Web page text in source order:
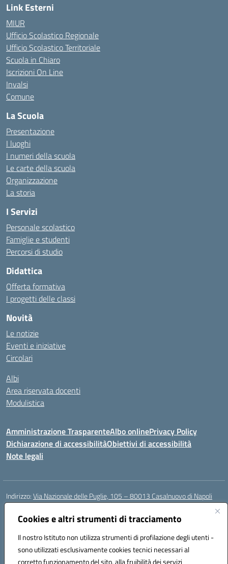
Cookies e altri strumenti di tracciamento
Il nostro Istituto non utilizza strumenti di profilazione degli utenti -
sono utilizzati esclusivamente cookies tecnici necessari al
corretto funzionamento del sito, alla fruibilità dei servizi
Link Esterni
MIUR
Ufficio Scolastico Regionale
Ufficio Scolastico Territoriale
Scuola in Chiaro
Iscrizioni On Line
Invalsi
Comune
La Scuola
Presentazione
I luoghi
I numeri della scuola
Le carte della scuola
Organizzazione
La storia
I Servizi
Personale scolastico
Famiglie e studenti
Percorsi di studio
Didattica
Offerta formativa
I progetti delle classi
Novità
Le notizie
Eventi e iniziative
Circolari
Albi
Area riservata docenti
Modulistica
Amministrazione TrasparenteAlbo onlinePrivacy Policy
Dichiarazione di accessibilitàObiettivi di accessibilità
Note legali
Indirizzo:Via Nazionale delle Puglie, 105 – 80013 Casalnuovo di Napoli
Centralino:
Email:naee32300a@istruzione.it
Codice fiscale: 93007720639
Codice meccanografico:
NAEE32300A